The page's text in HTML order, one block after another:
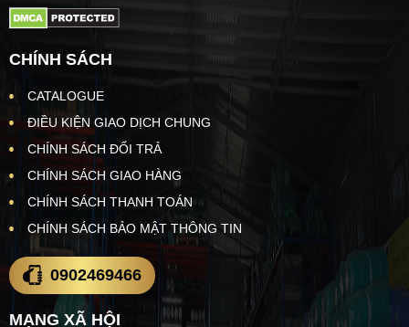
CHÍNH SÁCH
CATALOGUE
ĐIỀU KIỆN GIAO DỊCH CHUNG
CHÍNH SÁCH ĐỔI TRẢ
CHÍNH SÁCH GIAO HÀNG
CHÍNH SÁCH THANH TOÁN
CHÍNH SÁCH BẢO MẬT THÔNG TIN
0902469466
MẠNG XÃ HỘI